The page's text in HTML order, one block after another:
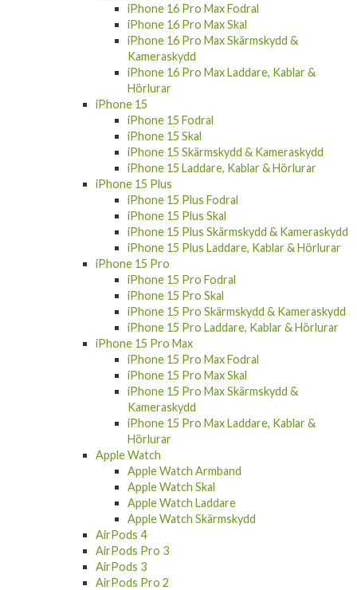
iPhone 16 Pro Max Fodral
iPhone 16 Pro Max Skal
iPhone 16 Pro Max Skärmskydd &
Kameraskydd
iPhone 16 Pro Max Laddare, Kablar &
Hörlurar
iPhone 15
iPhone 15 Fodral
iPhone 15 Skal
iPhone 15 Skärmskydd & Kameraskydd
iPhone 15 Laddare, Kablar & Hörlurar
iPhone 15 Plus
iPhone 15 Plus Fodral
iPhone 15 Plus Skal
iPhone 15 Plus Skärmskydd & Kameraskydd
iPhone 15 Plus Laddare, Kablar & Hörlurar
iPhone 15 Pro
iPhone 15 Pro Fodral
iPhone 15 Pro Skal
iPhone 15 Pro Skärmskydd & Kameraskydd
iPhone 15 Pro Laddare, Kablar & Hörlurar
iPhone 15 Pro Max
iPhone 15 Pro Max Fodral
iPhone 15 Pro Max Skal
iPhone 15 Pro Max Skärmskydd &
Kameraskydd
iPhone 15 Pro Max Laddare, Kablar &
Hörlurar
Apple Watch
Apple Watch Armband
Apple Watch Skal
Apple Watch Laddare
Apple Watch Skärmskydd
AirPods 4
AirPods Pro 3
AirPods 3
AirPods Pro 2